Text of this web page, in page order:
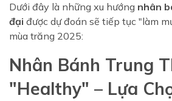
Dưới đây là những xu hướng nhân
đại được dự đoán sẽ tiếp tục "làm
mùa trăng 2025:
Nhân Bánh Trung
"Healthy" – Lựa